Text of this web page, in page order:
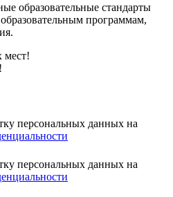
образовательные стандарты
программам,
мест!
персональных данных на
персональных данных на